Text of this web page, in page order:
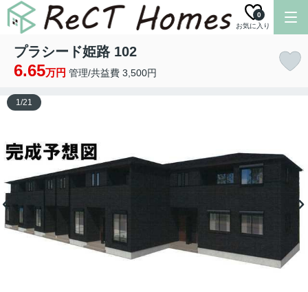
お気に入り
0
プラシード姫路 102
6.65万円 管理/共益費 3,500円
1/21